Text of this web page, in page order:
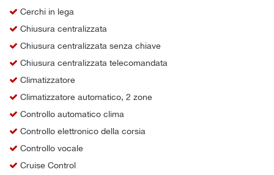
Cerchi in lega
Chiusura centralizzata
Chiusura centralizzata senza chiave
Chiusura centralizzata telecomandata
Climatizzatore
Climatizzatore automatico, 2 zone
Controllo automatico clima
Controllo elettronico della corsia
Controllo vocale
Cruise Control